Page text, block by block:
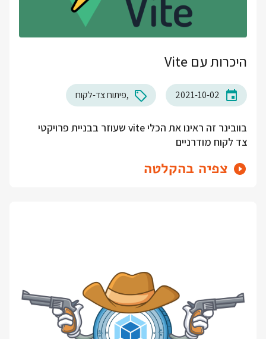
היכרות עם Vite
2021-10-02 פיתוח צד-לקוח
בוובינר זה ראינו את הכלי vite שעוזר בבניית פרויקטי
צד לקוח מודרניים
צפיה בהקלטה